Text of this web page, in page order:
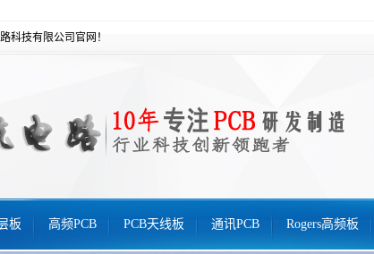
科技有限公司官网！
板 高频PCB PCB天线板 通讯PCB Rogers高频板